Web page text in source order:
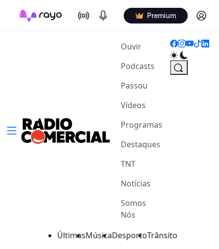
On Air Podcasts Premium Log in
Ouvir(current)
Podcasts
Passou
Vídeos
Programas
Destaques
TNT
Notícias
Somos
Nós
ÚltimasMúsicaDesportoTrânsito